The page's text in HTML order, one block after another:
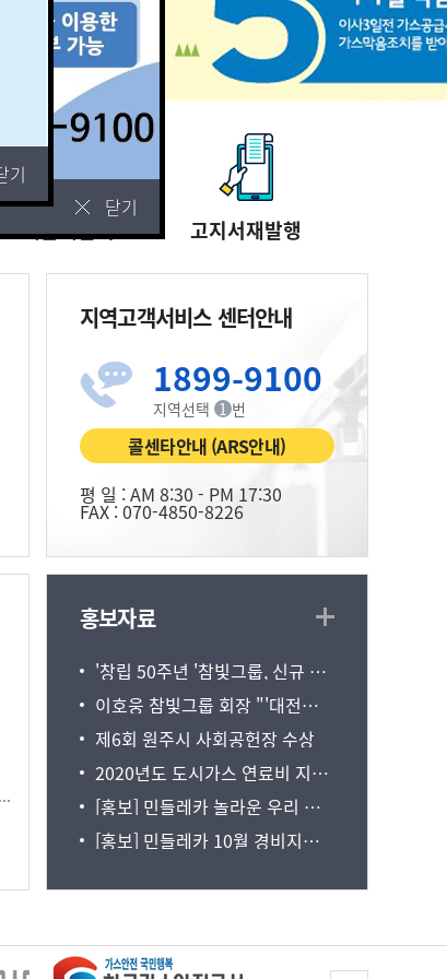
세금계산서 고지서재발행
지역고객서비스 센터안내
1899-9100
지역선택 1 번
콜센타안내 (ARS안내)
평 일 : AM 8:30 - PM 17:30
FAX : 070-4850-8226
홍보자료
'창립 50주년 '참빛그룹, 신규 브랜드 'COVE' 및 에너지 사업 확대 등 미래비전 공개
이호웅 참빛그룹 회장 "'대전환시대' 진입, 새로운 기회로 삼아야" 조세금융신문 인터뷰
제6회 원주시 사회공헌장 수상
2020년도 도시가스 연료비 지원대상 120세대 선정, 지원 시작
[홍보] 민들레카 놀라운 우리 기관 어르신들의 변화
[홍보] 민들레카 10월 경비지원여행 신청
기
닫기